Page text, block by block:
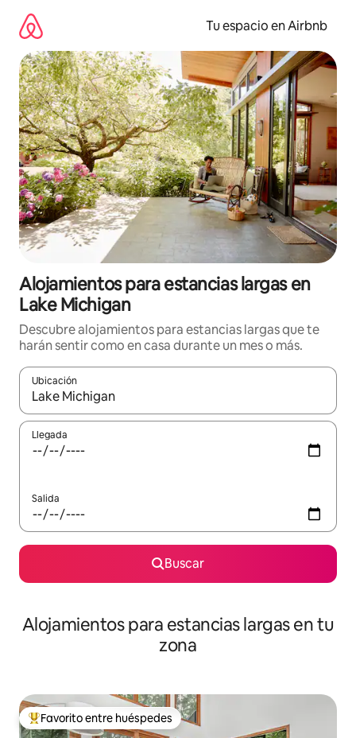
contenido
Tu espacio en Airbnb
Alojamientos para estancias largas en
Lake Michigan
Descubre alojamientos para estancias largas que te
harán sentir como en casa durante un mes o más.
Ubicación
Cuando los resultados estén disponibles, podrás navegar
Llegada
Salida
Buscar
Alojamientos para estancias largas en tu
zona
De los mejores en Favorito entre huéspedes
Favorito entre huéspedes